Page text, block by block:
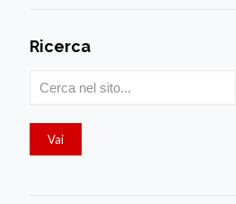
Ricerca